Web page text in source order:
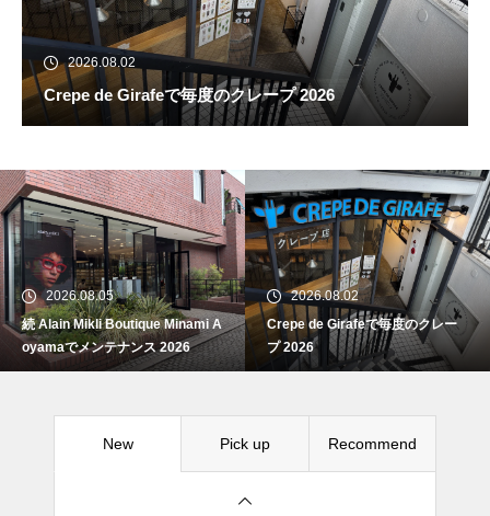
2026.08.02
Crepe de Girafeで毎度のクレープ 2026
2026.08.05
続 Alain Mikli Boutique Minami A
oyamaでメンテナンス 2026
2026.08.02
Crepe de Girafeで毎度のクレー
プ 2026
New Pick up Recommend
続 Alain Mikli Boutique Minami A
oyamaでメンテナンス 2026
Crepe de Girafeで毎度のクレー
プ 2026